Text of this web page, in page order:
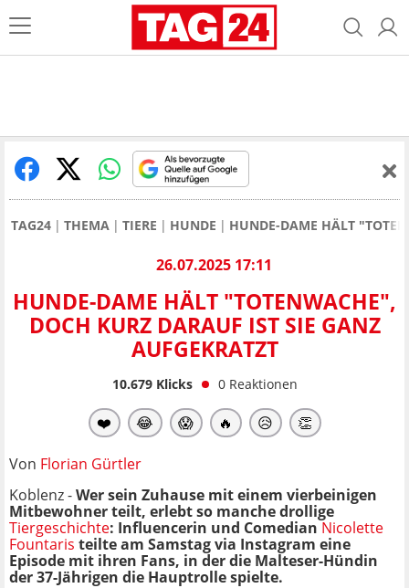
TAG24 THEMA TIERE HUNDE HUNDE-DAME HÄLT
26.07.2025 17:11
HUNDE-DAME HÄLT "TOTENWACHE",
DOCH KURZ DARAUF IST SIE GANZ
AUFGEKRATZT
10.679Klicks 0 Reaktionen
❤️ 😂 😱 🔥 😥 👏
Von Florian Gürtler
Koblenz -Wer sein Zuhause mit einem vierbeinigen
Mitbewohner teilt, erlebt so manche drollige
Tiergeschichte: Influencerin und Comedian Nicolette
Fountaris teilte am Samstag via Instagram eine
Episode mit ihren Fans, in der die Malteser-Hündin
der 37-Jährigen die Hauptrolle spielte.